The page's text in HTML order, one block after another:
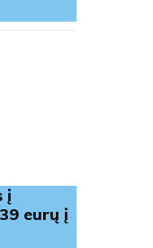
į
eurų į